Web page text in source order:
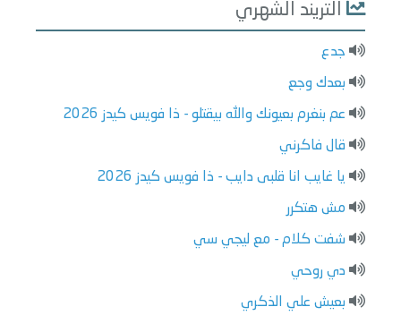
التريند الشهري
جدع
بعدك وجع
عم بنغرم بعيونك والله بيقتلو - ذا فويس كيدز 2026
قال فاكرني
يا غايب انا قلبى دايب - ذا فويس كيدز 2026
مش هتكرر
شفت كلام - مع ليجي سي
دي روحي
بعيش علي الذكري